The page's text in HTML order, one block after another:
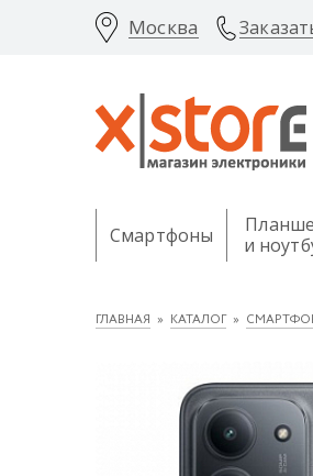
Москва
Смартфоны
и
ГЛАВНАЯ КАТАЛОГ